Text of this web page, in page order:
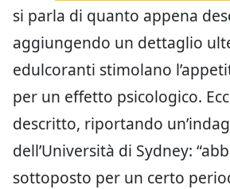
si parla di quanto appena
aggiungendo un dettaglio
edulcoranti stimolano
per un effetto psicologico.
descritto, riportando
dell’Università di Sydney:
sottoposto per un certo